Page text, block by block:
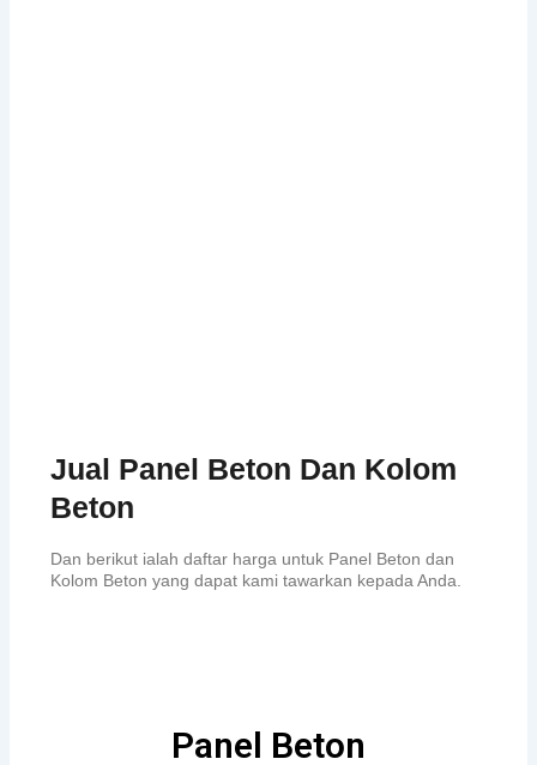
Jual Panel Beton Dan Kolom
Beton
Dan berikut ialah daftar harga untuk Panel Beton dan
Kolom Beton yang dapat kami tawarkan kepada Anda.
Panel Beton